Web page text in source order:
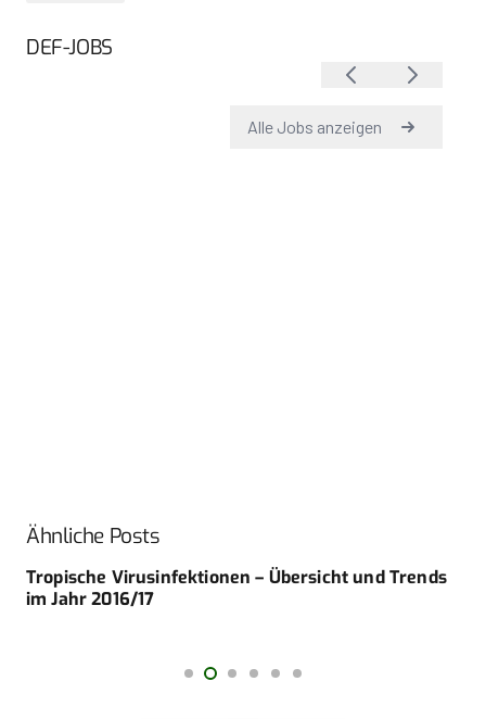
DEF-JOBS
Ähnliche Posts
Tropische Virusinfektionen – Übersicht und Trends
im Jahr 2016/17